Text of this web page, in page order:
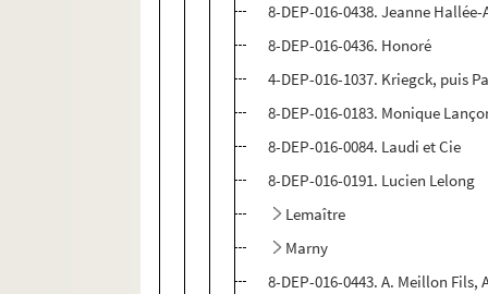
8-DEP-016-0438. Jeanne Hallée-
8-DEP-016-0436. Honoré
4-DEP-016-1037. Kriegck, puis
8-DEP-016-0183. Monique
8-DEP-016-0084. Laudi et Cie
8-DEP-016-0191. Lucien Lelong
Lemaître
Marny
8-DEP-016-0443. A. Meillon Fils,